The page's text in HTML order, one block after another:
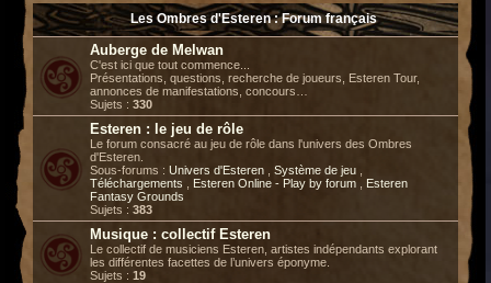
c
h
c
Les Ombres d'Esteren : Forum français
Auberge de Melwan
C'est ici que tout commence...
Présentations, questions, recherche de joueurs, Esteren Tour,
annonces de manifestations, concours…
Sujets : 330
Esteren : le jeu de rôle
Le forum consacré au jeu de rôle dans l'univers des Ombres
d'Esteren.
Sous-forums : Univers d'Esteren Système de jeu
Téléchargements
Esteren Online - Play by forum
Esteren
Fantasy Grounds
Sujets : 383
Musique : collectif Esteren
Le collectif de musiciens Esteren, artistes indépendants explorant
les différentes facettes de l’univers éponyme.
Sujets : 19